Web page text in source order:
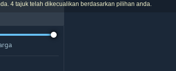
4 tajuk telah dikecualikan berdasarkan pilihan anda.